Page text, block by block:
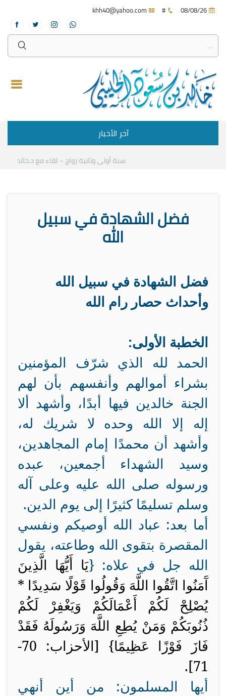
#
آخر الأخبار
سنة أولى وثانية زواج – لقاء مع د.خالد الحليبي
فضل الشهادة في سبيل
الله
فضل الشهادة في سبيل الله
وأحداث حصار رام الله
الخطبة الأولى:
الحمد لله الذي شرّف المؤمنين
بشراء أموالهم وأنفسهم بأن لهم
الجنة خالدين فيها أبدًا، وأشهد ألا
إله إلا الله وحده لا شريك له،
وأشهد أن محمدًا إمام المجاهدين،
وسيد الشهداء أجمعين، عبده
ورسوله صلى الله عليه وعلى آله
وسلم تسليمًا كثيرًا إلى يوم الدين.
أما بعد: عباد الله أوصيكم ونفسي
المقصرة بتقوى الله وطاعته، يقول
الله جل في علاه: {يَا أَيُّهَا الَّذِينَ
آَمَنُوا اتَّقُوا اللَّهَ وَقُولُوا قَوْلًا سَدِيدًا *
يُصْلِحْ لَكُمْ أَعْمَالَكُمْ وَيَغْفِرْ لَكُمْ
ذُنُوبَكُمْ وَمَنْ يُطِعِ اللَّهَ وَرَسُولَهُ فَقَدْ
فَازَ فَوْزًا عَظِيمًا} [الأحزاب: 70-
71].
أيها المسلمون: من أين أنهي